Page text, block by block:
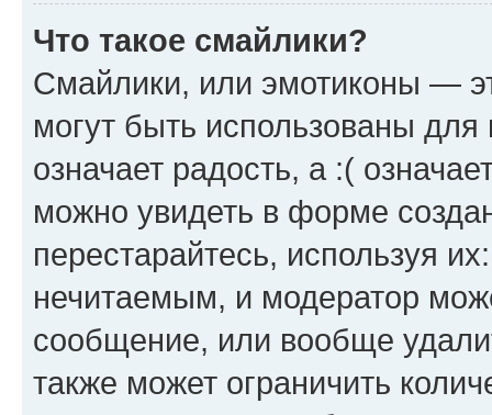
Что такое смайлики?
Смайлики, или эмотиконы —
могут быть использованы
означает радость, а :(
можно увидеть в форме
перестарайтесь, используя
нечитаемым, и модератор
сообщение, или вообще
также может ограничить